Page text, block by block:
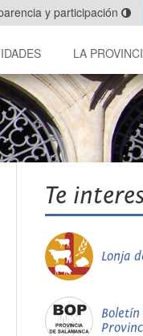
y participación
LA
Te
Lonja